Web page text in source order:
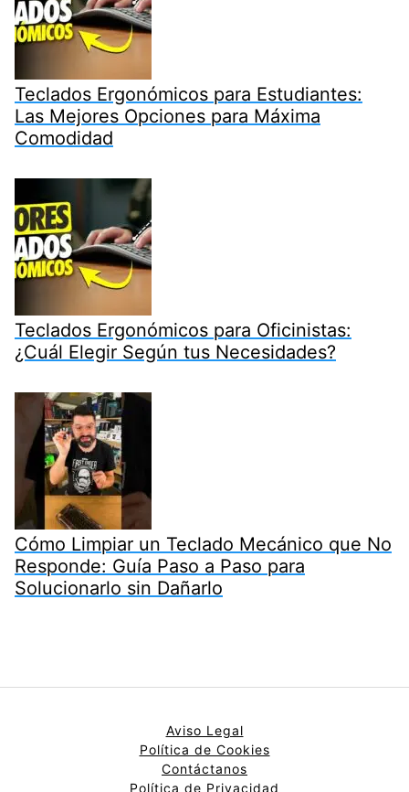
Teclados Ergonómicos para Estudiantes:
Las Mejores Opciones para Máxima
Comodidad
Teclados Ergonómicos para Oficinistas:
¿Cuál Elegir Según tus Necesidades?
Cómo Limpiar un Teclado Mecánico que No
Responde: Guía Paso a Paso para
Solucionarlo sin Dañarlo
Aviso Legal
Política de Cookies
Contáctanos
Política de Privacidad